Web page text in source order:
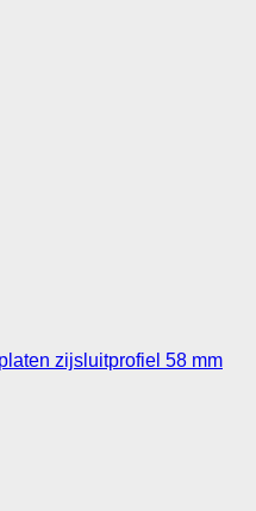
zijsluitprofiel 58 mm